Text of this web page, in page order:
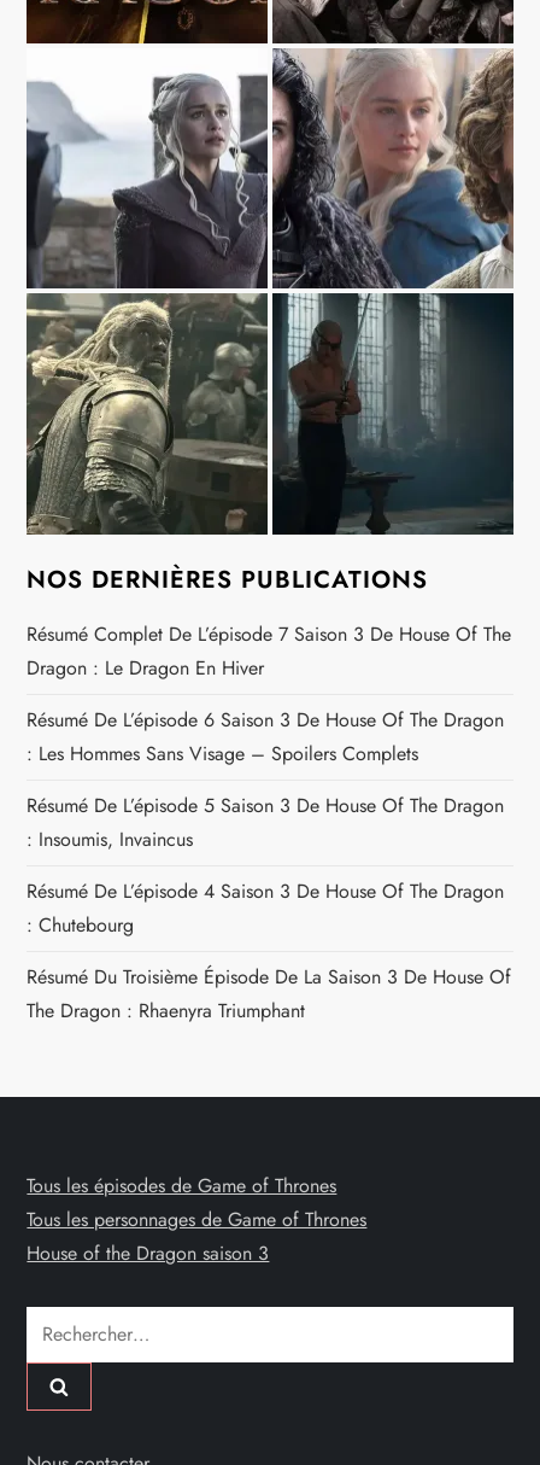
NOS DERNIÈRES PUBLICATIONS
Résumé Complet De L’épisode 7 Saison 3 De House Of The
Dragon : Le Dragon En Hiver
Résumé De L’épisode 6 Saison 3 De House Of The Dragon
: Les Hommes Sans Visage – Spoilers Complets
Résumé De L’épisode 5 Saison 3 De House Of The Dragon
: Insoumis, Invaincus
Résumé De L’épisode 4 Saison 3 De House Of The Dragon
: Chutebourg
Résumé Du Troisième Épisode De La Saison 3 De House Of
The Dragon : Rhaenyra Triumphant
Tous les épisodes de Game of Thrones
Tous les personnages de Game of Thrones
House of the Dragon saison 3
Rechercher :